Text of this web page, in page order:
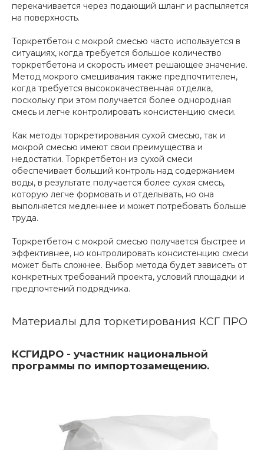
перекачивается через подающий шланг и распыляется
на поверхность.
Торкретбетон с мокрой смесью часто используется в
ситуациях, когда требуется большое количество
торкретбетона и скорость имеет решающее значение.
Метод мокрого смешивания также предпочтителен,
когда требуется высококачественная отделка,
поскольку при этом получается более однородная
смесь и легче контролировать консистенцию смеси.
Как методы торкретирования сухой смесью, так и
мокрой смесью имеют свои преимущества и
недостатки. Торкретбетон из сухой смеси
обеспечивает больший контроль над содержанием
воды, в результате получается более сухая смесь,
которую легче формовать и отделывать, но она
выполняется медленнее и может потребовать больше
труда.
Торкретбетон с мокрой смесью получается быстрее и
эффективнее, но контролировать консистенцию смеси
может быть сложнее. Выбор метода будет зависеть от
конкретных требований проекта, условий площадки и
предпочтений подрядчика.
Материалы для торкетирования КСГ ПРО
КСГИДРО - участник национальной
программы по импортозамещению.